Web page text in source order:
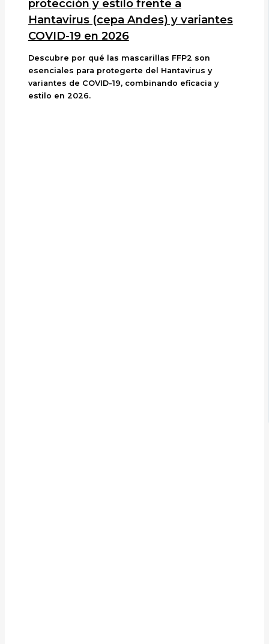
protección y estilo frente a
Hantavirus (cepa Andes) y variantes
COVID-19 en 2026
Descubre por qué las mascarillas FFP2 son
esenciales para protegerte del Hantavirus y
variantes de COVID-19, combinando eficacia y
estilo en 2026.